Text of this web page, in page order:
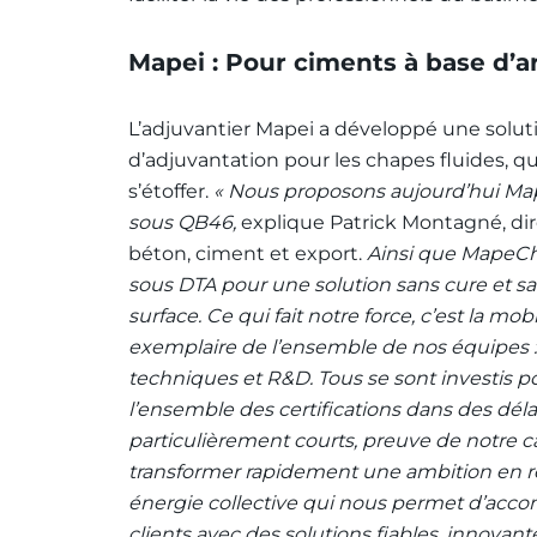
Mapei : Pour ciments à base
L’adjuvantier Mapei a développé une
d’adjuvantation pour les chapes fluides,
s’étoffer. « Nous proposons aujourd’hui
sous QB46, explique Patrick Montagné,
béton, ciment et export. Ainsi que
sous DTA pour une solution sans cure et
surface. Ce qui fait notre force, c’est la
exemplaire de l’ensemble de nos équipes
techniques et R&D. Tous se sont investis
l’ensemble des certifications dans des
particulièrement courts, preuve de notre
transformer rapidement une ambition en
énergie collective qui nous permet